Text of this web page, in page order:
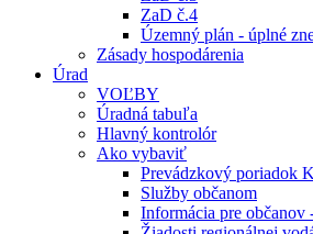
ZaD č.4
Územný plán - úplné
Zásady hospodárenia
Úrad
VOĽBY
Úradná tabuľa
Hlavný kontrolór
Ako vybaviť
Prevádzkový poriadok
Služby občanom
Informácia pre